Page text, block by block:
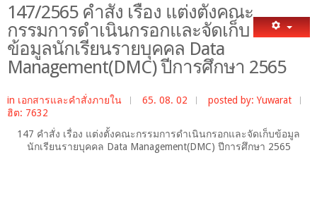
147/2565 คำสั่ง เรื่อง แต่งตั้งคณะ
กรรมการดำเนินกรอกและจัดเก็บ
ข้อมูลนักเรียนรายบุคคล Data
Management(DMC) ปีการศึกษา 2565
in เอกสารและคำสั่งภายใน 65. 08. 02
posted by: Yuwarat
ฮิต: 7632
147 คำสั่ง เรื่อง แต่งตั้งคณะกรรมการดำเนินกรอกและจัดเก็บข้อมูล
นักเรียนรายบุคคล Data Management(DMC) ปีการศึกษา 2565